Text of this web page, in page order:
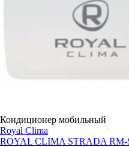
Кондиционер мобильный
Royal Clima
ROYAL CLIMA STRADA RM-